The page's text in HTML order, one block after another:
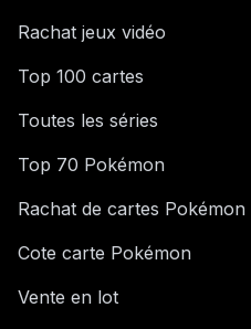
Rachat jeux vidéo
Top 100 cartes
Toutes les séries
Top 70 Pokémon
Rachat de cartes Pokémon
Cote carte Pokémon
Vente en lot